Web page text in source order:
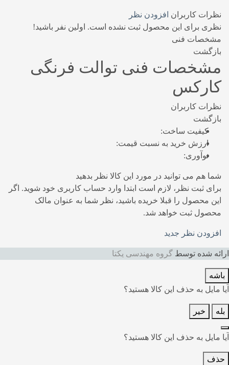
نظرات کاربران
افزودن نظر
نظری برای این محصول ثبت نشده است. اولین نفر باشید!
مشخصات فنی
بازگشت
مشخصات فنی توالت فرنگی
کارکس
نظرات کاربران
بازگشت
کیفیت ساخت:
ارزش خرید به نسبت قیمت:
نوآوری:
شما هم می توانید در مورد این کالا نظر بدهید
برای ثبت نظر، لازم است ابتدا وارد حساب کاربری خود شوید. اگر
این محصول را قبلا خریده باشید، نظر شما به عنوان مالک
محصول ثبت خواهد شد.
افزودن نظر جدید
شده توسط گروه مهندسی یکتا
باشه
مایل به حذف این کالا هستید؟
بله خیر
مایل به حذف این کالا هستید؟
حذف